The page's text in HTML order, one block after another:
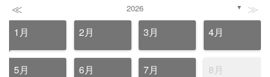
≪ 2026 ▼ ≫
1月 2月 3月 4月
5月 6月 7月 8月